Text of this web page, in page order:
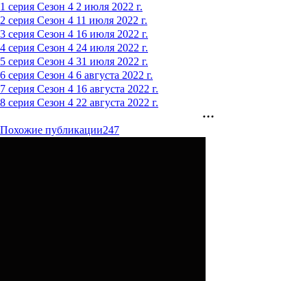
1 серия Сезон 4 2 июля 2022 г.
2 серия Сезон 4 11 июля 2022 г.
3 серия Сезон 4 16 июля 2022 г.
4 серия Сезон 4 24 июля 2022 г.
5 серия Сезон 4 31 июля 2022 г.
6 серия Сезон 4 6 августа 2022 г.
7 серия Сезон 4 16 августа 2022 г.
8 серия Сезон 4 22 августа 2022 г.
Похожие публикации247